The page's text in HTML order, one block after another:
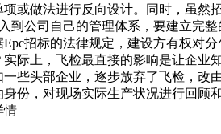
或做法进行反向设计。同时，虽然
到公司自己的管理体系，要建立完
招标的法律规定，建设方有权对
际上，飞检最直接的影响是让企业
些头部企业，逐步放弃了飞检，改
份，对现场实际生产状况进行回顾
情